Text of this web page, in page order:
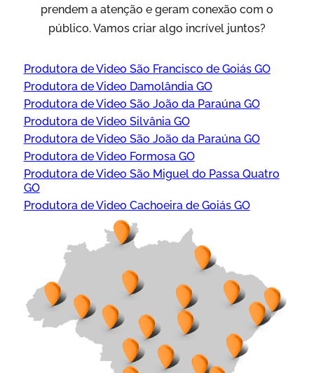
prendem a atenção e geram conexão com o
público. Vamos criar algo incrível juntos?
Produtora de Video São Francisco de Goiás GO
Produtora de Video Damolândia GO
Produtora de Video São João da Paraúna GO
Produtora de Video Silvânia GO
Produtora de Video São João da Paraúna GO
Produtora de Video Formosa GO
Produtora de Video São Miguel do Passa Quatro
GO
Produtora de Video Cachoeira de Goiás GO